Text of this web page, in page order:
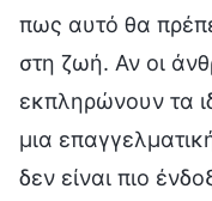
πως αυτό θα
στη ζωή. Αν οι
εκπληρώνουν τα
μια
δεν είναι πιο